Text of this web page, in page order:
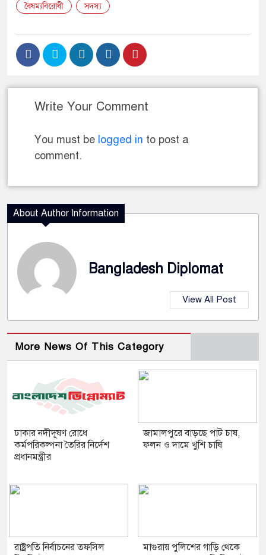
বৈষম্যবিরোধী
সদস্য
Write Your Comment
You must be logged in to post a
comment.
About Author Information
Bangladesh Diplomat
View All Post
More News Of This Category
ঢাকার নদীদূষণ রোধে
কর্মপরিকল্পনা তৈরির নির্দেশ
প্রধানমন্ত্রীর
জামালপুরে বাড়ছে পাট চাষ,
ফলন ও দামে খুশি চাষি
রাষ্ট্রপতি নির্বাচনের তফসিল
মাগুরায় পুলিশের গাড়ি থেকে